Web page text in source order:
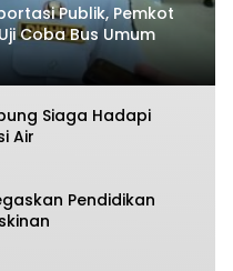
Publik, Pemkot
Coba Bus Umum
Siaga Hadapi
Air
Pendidikan